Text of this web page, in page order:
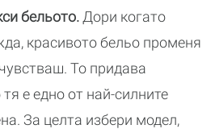
бельото. Дори когато
красивото бельо променя
То придава
е едно от най-силните
За целта избери модел,